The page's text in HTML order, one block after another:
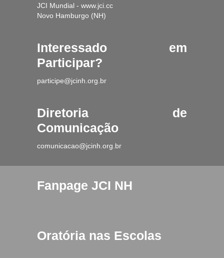
JCI Mundial - www.jci.cc
Novo Hamburgo (NH)
Interessado em
Participar?
participe@jcinh.org.br
Diretoria de
Comunicação
comunicacao@jcinh.org.br
Fanpage JCI NH
Oratória nas Escolas